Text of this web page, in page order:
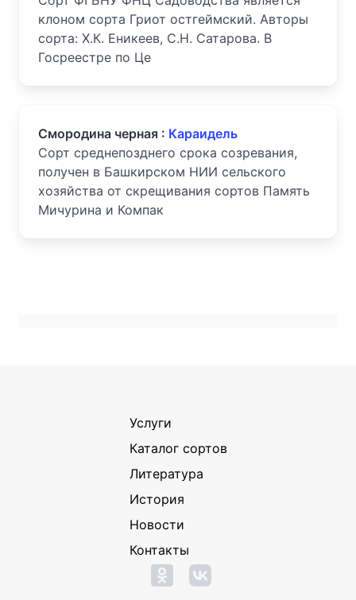
клоном сорта Гриот остгеймский. Авторы
сорта: X.К. Еникеев, С.Н. Сатарова. В
Госреестре по Це
Смородина черная : Караидель
Сорт среднепозднего срока созревания,
получен в Башкирском НИИ сельского
хозяйства от скрещивания сортов Память
Мичурина и Компак
Услуги
Каталог сортов
Литература
История
Новости
Контакты